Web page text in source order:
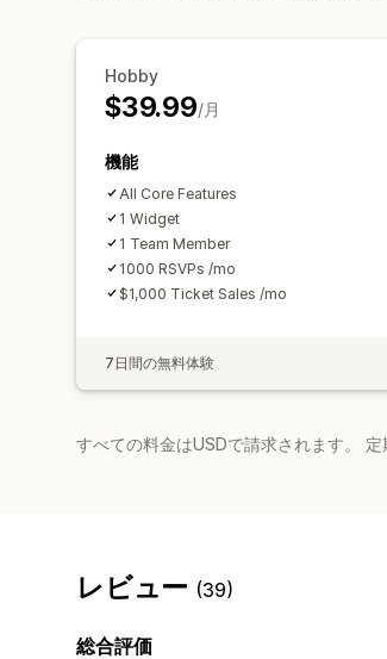
Hobby
$39.99/月
機能
All Core Features
1 Widget
1 Team Member
1000 RSVPs /mo
$1,000 Ticket Sales /mo
7日間の無料体験
すべての料金はUSDで請求されます。
レビュー (39)
総合評価